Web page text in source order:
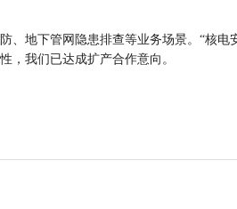
、地下管网隐患排查等业务场景。“核电
，我们已达成扩产合作意向。